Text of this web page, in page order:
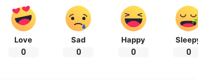
Love
0
Sad
0
Happy
0 0